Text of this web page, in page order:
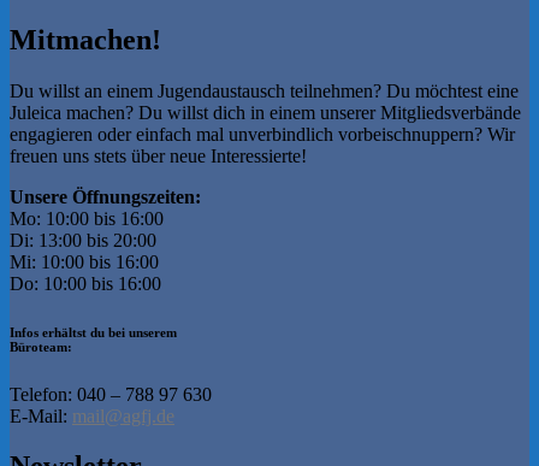
Mitmachen!
Du willst an einem Jugendaustausch teilnehmen? Du möchtest eine
Juleica machen? Du willst dich in einem unserer Mitgliedsverbände
engagieren oder einfach mal unverbindlich vorbeischnuppern? Wir
freuen uns stets über neue Interessierte!
Unsere Öffnungszeiten:
Mo: 10:00 bis 16:00
Di: 13:00 bis 20:00
Mi: 10:00 bis 16:00
Do: 10:00 bis 16:00
Infos erhältst du bei unserem
Büroteam:
Telefon: 040 – 788 97 630
E-Mail: mail@agfj.de